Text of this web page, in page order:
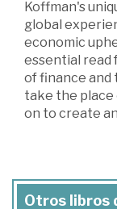
Koffman's
global
economic
essential read
of finance
take the place
on to create
Otros libros